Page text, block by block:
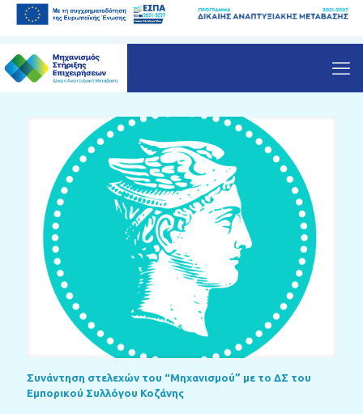
Συνάντηση στελεχών του “Μηχανισμού” με το ΔΣ του
Εμπορικού Συλλόγου Κοζάνης